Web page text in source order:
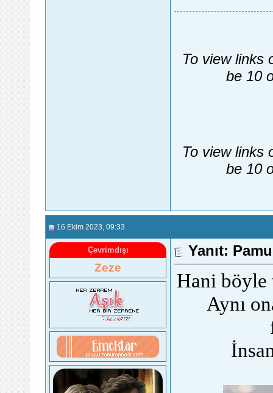
To view links
be 10
To view links
be 10
16 Ekim 2023 , 09:33
Çevrimdışı
Zeze
Yanıt:
Hani böyle
Aynı